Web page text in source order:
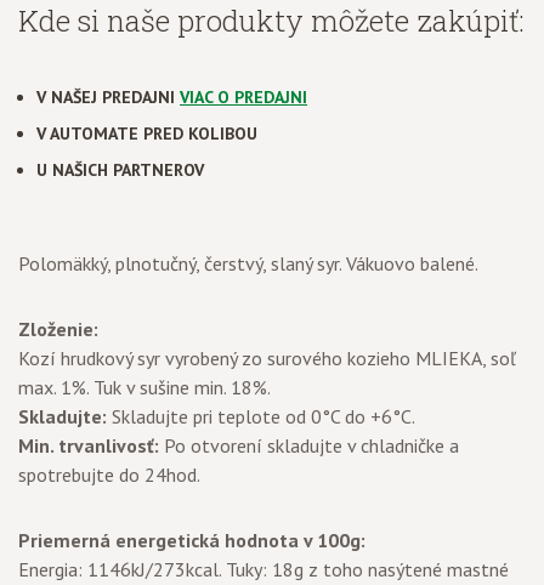
Kde si naše produkty môžete zakúpiť:
V NAŠEJ PREDAJNI VIAC O PREDAJNI
V AUTOMATE PRED KOLIBOU
U NAŠICH PARTNEROV
Polomäkký, plnotučný, čerstvý, slaný syr. Vákuovo balené.
Zloženie:
Kozí hrudkový syr vyrobený zo surového kozieho MLIEKA, soľ
max. 1%. Tuk v sušine min. 18%.
Skladujte: Skladujte pri teplote od 0°C do +6°C.
Min. trvanlivosť: Po otvorení skladujte v chladničke a
spotrebujte do 24hod.
Priemerná energetická hodnota v 100g:
Energia: 1146kJ/273kcal. Tuky: 18g z toho nasýtené mastné